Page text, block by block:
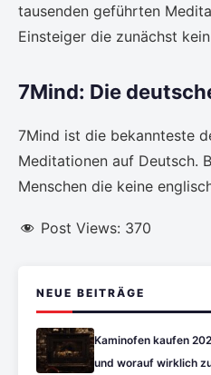
tausenden geführten
Einsteiger die zunächst
7Mind: Die
7Mind ist die bekannteste
Meditationen auf Deutsch.
Menschen die keine
Post Views: 370
NEUE BEITRÄGE
Kaminofen kaufen
und worauf wirklich